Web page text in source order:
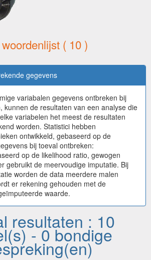
( 10 )
gegevens
variabalen gegevens ontbreken bij
kunnen de resultaten van een analyse die
variabelen het meest de resultaten
worden. Statistici hebben
ontwikkeld, gebaseerd op de
bij toeval ontbreken:
op de likelihood ratio, gewogen
gebruikt de meervoudige imputatie. Bij
worden de data meerdere malen
er rekening gehouden met de
waarde.
resultaten : 10
- 0 bondige